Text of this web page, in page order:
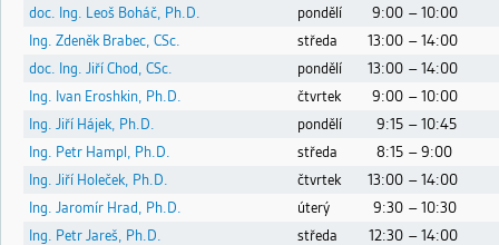
doc. Ing. Leoš Boháč, Ph.D.
pondělí 9:00 – 10:00
Ing. Zdeněk Brabec, CSc.
středa 13:00 – 14:00
doc. Ing. Jiří Chod, CSc.
pondělí 13:00 – 14:00
Ing. Ivan Eroshkin, Ph.D.
čtvrtek 9:00 – 10:00
Ing. Jiří Hájek, Ph.D.
pondělí 9:15 – 10:45
Ing. Petr Hampl, Ph.D.
středa 8:15 – 9:00
Ing. Jiří Holeček, Ph.D.
čtvrtek 13:00 – 14:00
Ing. Jaromír Hrad, Ph.D.
úterý 9:30 – 10:30
Ing. Petr Jareš, Ph.D.
středa 12:30 – 14:00